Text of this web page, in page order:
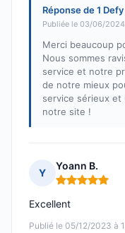
Réponse de 1 Defy
Publiée le 03/06/2024
Merci beaucoup
Nous sommes
service et notre
de notre mieux
service sérieux
notre site !
Y
Yoann B.
Note : 5 sur 5
Publié le 05/12/2023 à
Excellent